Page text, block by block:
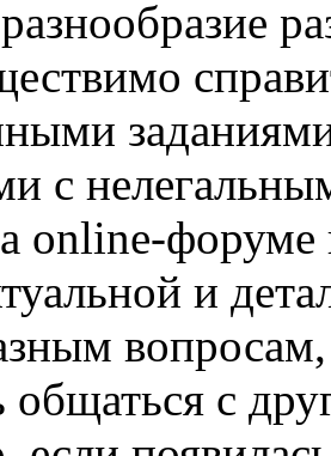
с
online-
и
общаться с